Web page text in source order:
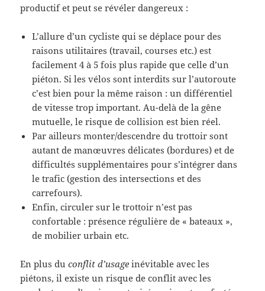
productif et peut se révéler dangereux :
L’allure d’un cycliste qui se déplace pour des
raisons utilitaires (travail, courses etc.) est
facilement 4 à 5 fois plus rapide que celle d’un
piéton. Si les vélos sont interdits sur l’autoroute
c’est bien pour la même raison : un différentiel
de vitesse trop important. Au-delà de la gêne
mutuelle, le risque de collision est bien réel.
Par ailleurs monter/descendre du trottoir sont
autant de manœuvres délicates (bordures) et de
difficultés supplémentaires pour s’intégrer dans
le trafic (gestion des intersections et des
carrefours).
Enfin, circuler sur le trottoir n’est pas
confortable : présence régulière de « bateaux »,
de mobilier urbain etc.
En plus duconflit d’usage inévitable avec les
piétons, il existe un risque de conflit avec les